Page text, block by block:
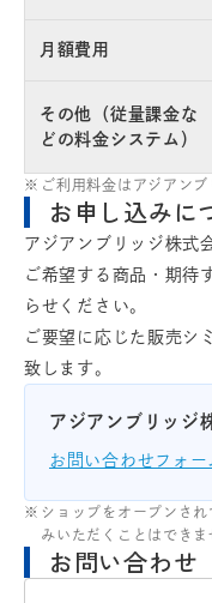
月額費用
その他（従量課金な
どの料金システム）
ご利用料金はアジアン
お申し込みに
アジアンブリッジ株式
ご希望する商品・期待
らせください。
ご要望に応じた販売シ
致します。
アジアンブリッジ
お問い合わせフォー
ショップをオープンさ
みいただくことはできま
お問い合わせ